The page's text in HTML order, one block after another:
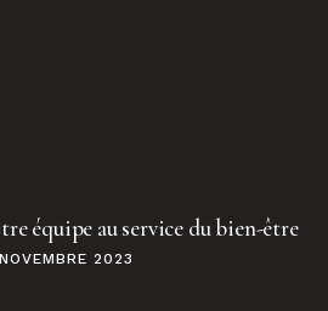
équipe au service du bien-être
2023